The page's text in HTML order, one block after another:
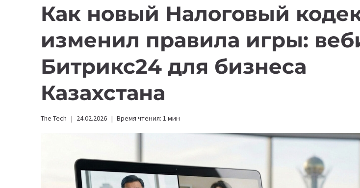
Как новый Налоговый
изменил правила игры:
Битрикс24 для бизнеса
Казахстана
The Tech 24.02.2026 Время чтения: 1 мин